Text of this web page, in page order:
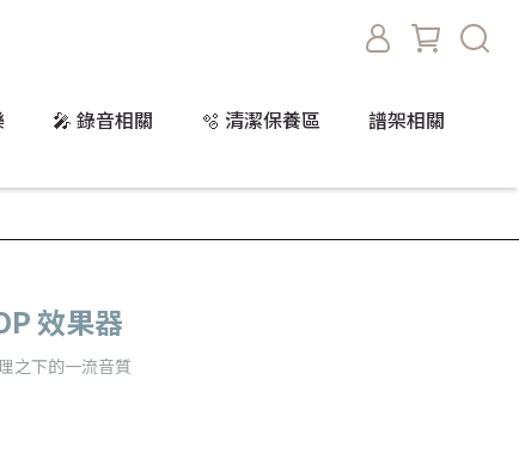
🎤 錄音相關 🫧 清潔保養區
譜架相關
效果器
之下的一流音質